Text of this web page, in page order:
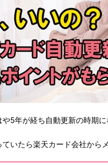
5年が経ち自動更新の時期に
いたら楽天カード会社から